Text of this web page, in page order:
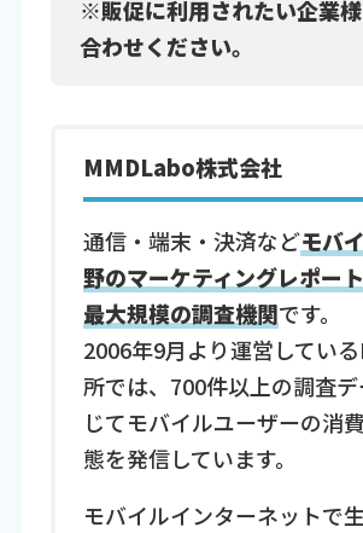
※販促に利用されたい企業
合わせください。
MMDLabo株式会社
通信・端末・決済などモバ
野のマーケティングレポー
最大規模の調査機関です。
2006年9月より運営してい
所では、700件以上の調査
じてモバイルユーザーの消
態を発信しています。
モバイルインターネットで